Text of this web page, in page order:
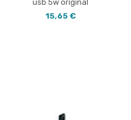
usb 5w original
15,65 €